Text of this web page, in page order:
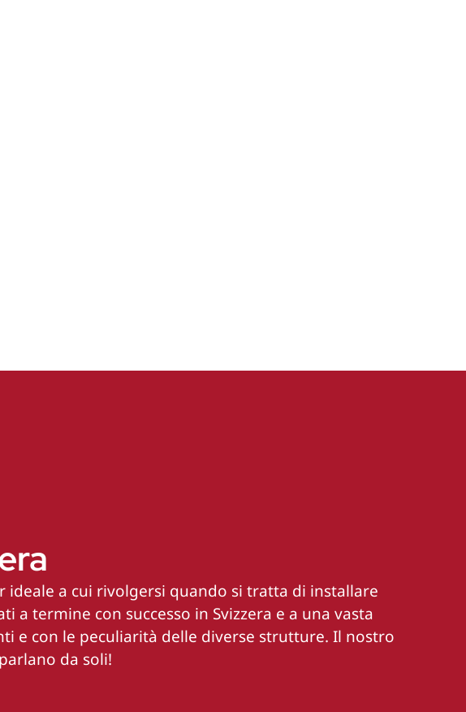
a cui rivolgersi quando si tratta di installare
termine con successo in Svizzera e a una vasta
e con le peculiarità delle diverse strutture. Il nostro
da soli!